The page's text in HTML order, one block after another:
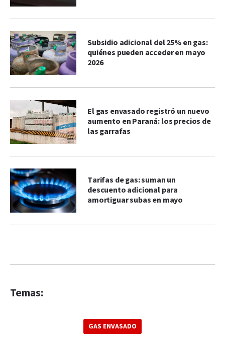
Subsidio adicional del 25% en gas:
quiénes pueden acceder en mayo
2026
El gas envasado registró un nuevo
aumento en Paraná: los precios de
las garrafas
Tarifas de gas: suman un
descuento adicional para
amortiguar subas en mayo
Temas:
GAS ENVASADO